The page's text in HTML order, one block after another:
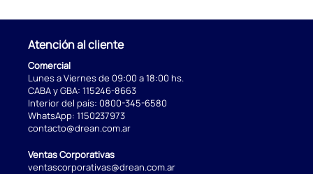
Atención al cliente
Comercial
Lunes a Viernes de 09:00 a 18:00 hs.
CABA y GBA: 115246-8663
Interior del país: 0800-345-6580
WhatsApp: 1150237973
contacto@drean.com.ar
Ventas Corporativas
ventascorporativas@drean.com.ar